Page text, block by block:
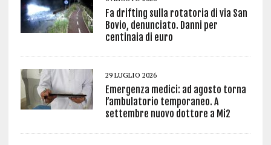
Fa drifting sulla rotatoria di via San
Bovio, denunciato. Danni per
centinaia di euro
29 LUGLIO 2026
Emergenza medici: ad agosto torna
l’ambulatorio temporaneo. A
settembre nuovo dottore a Mi2